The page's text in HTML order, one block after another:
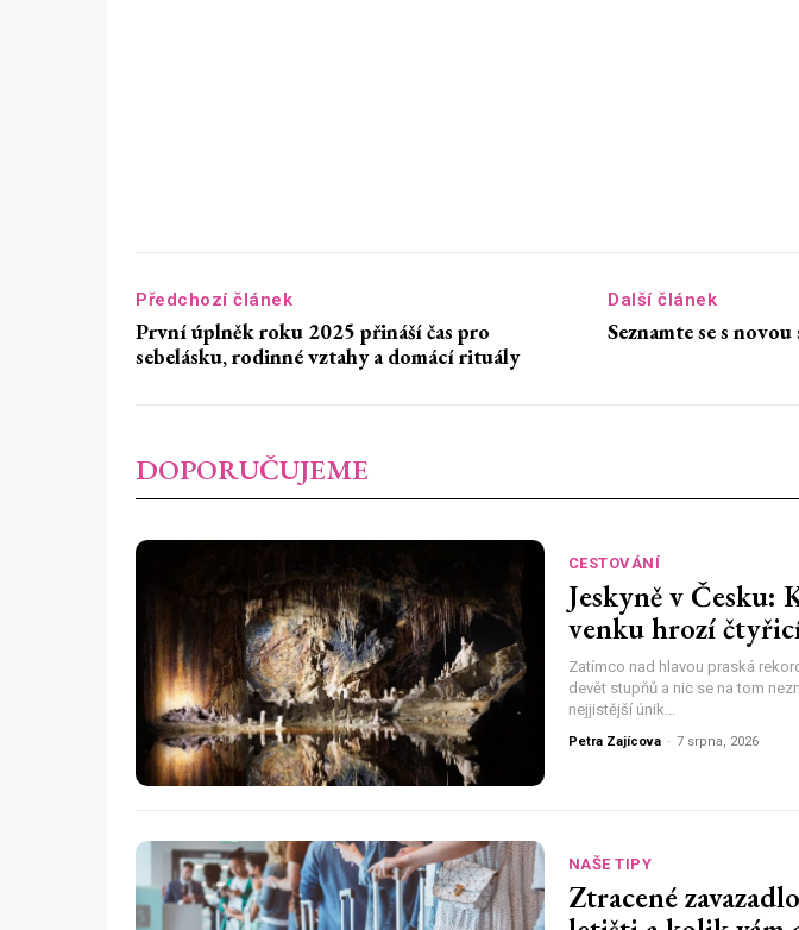
Předchozí článek
První úplněk roku 2025 přináší čas pro
sebelásku, rodinné vztahy a domácí rituály
Další článek
Seznamte se s
DOPORUČUJEME
CESTOVÁNÍ
Jeskyně v Česku:
venku hrozí
Zatímco nad hlavou praská
devět stupňů a nic se na tom
nejjistější únik...
Petra Zajícova - 7 srpna, 2026
NAŠE TIPY
Ztracené